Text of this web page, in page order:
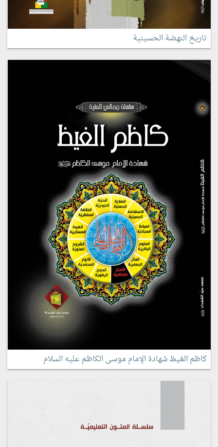
تاريخ النهضة الحسينية
كاظم الغيظ شهادة الإمام موسى الكاظم عليه السلام